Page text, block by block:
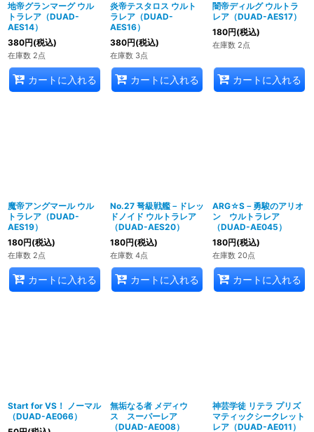
地帝グランマーグ ウル
トラレア（DUAD-
AES14）
380円(税込)
在庫数 2点
カートに入れる
炎帝テスタロス ウルト
ラレア（DUAD-
AES16）
380円(税込)
在庫数 3点
カートに入れる
闇帝ディルグ ウルトラ
レア（DUAD-AES17）
180円(税込)
在庫数 2点
カートに入れる
魔帝アングマール ウル
トラレア（DUAD-
AES19）
180円(税込)
在庫数 2点
カートに入れる
No.27 弩級戦艦－ドレッ
ドノイド ウルトラレア
（DUAD-AES20）
180円(税込)
在庫数 4点
カートに入れる
ARG☆S－勇駿のアリオ
ン ウルトラレア
（DUAD-AE045）
180円(税込)
在庫数 20点
カートに入れる
Start for VS！ ノーマル
（DUAD-AE066）
無垢なる者 メディウ
ス スーパーレア
（DUAD-AE008）
神芸学徒 リテラ プリズ
マティックシークレット
レア（DUAD-AE011）